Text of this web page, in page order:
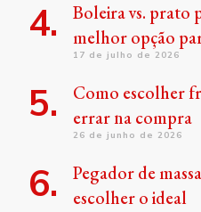
Boleira vs. prato
melhor opção
17 de julho de 2026
Como escolher
errar na compra
26 de junho de 2026
Pegador de
escolher o ideal